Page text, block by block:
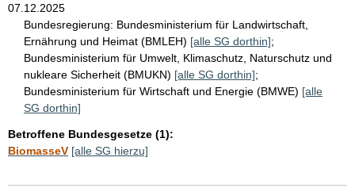
07.12.2025
Bundesregierung: Bundesministerium für Landwirtschaft,
Ernährung und Heimat (BMLEH) [alle SG dorthin];
Bundesministerium für Umwelt, Klimaschutz, Naturschutz und
nukleare Sicherheit (BMUKN) [alle SG dorthin];
Bundesministerium für Wirtschaft und Energie (BMWE) [alle
SG dorthin]
Betroffene Bundesgesetze (1):
BiomasseV [alle SG hierzu]